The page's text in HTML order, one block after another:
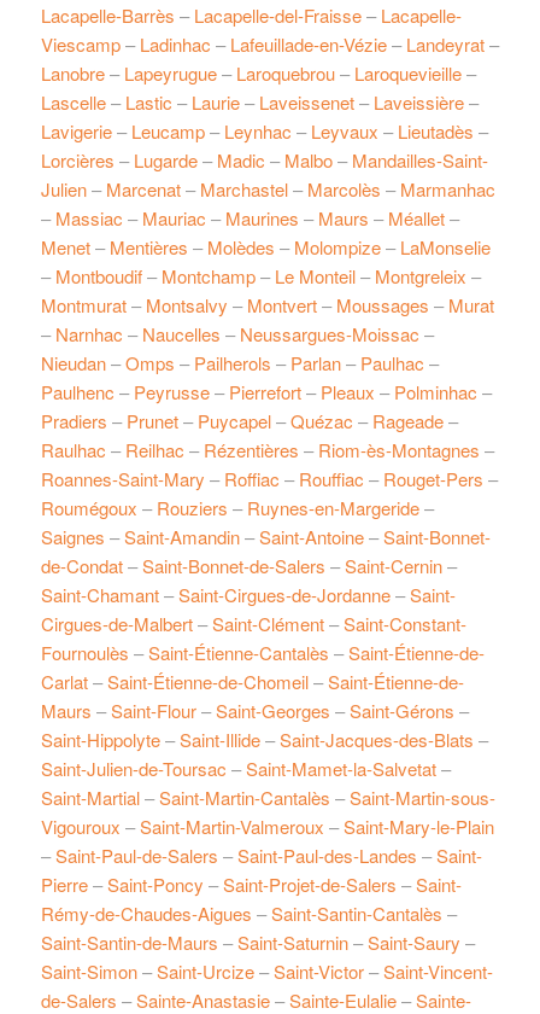
Lacapelle-Barrès –Lacapelle-del-Fraisse–Lacapelle-
Viescamp–Ladinhac –Lafeuillade-en-Vézie–Landeyrat–
Lanobre–Lapeyrugue–Laroquebrou–Laroquevieille–
Lascelle–Lastic –Laurie–Laveissenet–Laveissière–
Lavigerie–Leucamp–Leynhac –Leyvaux –Lieutadès –
Lorcières –Lugarde–Madic –Malbo–Mandailles-Saint-
Julien–Marcenat–Marchastel–Marcolès –Marmanhac
–Massiac –Mauriac –Maurines –Maurs –Méallet–
Menet–Mentières –Molèdes –Molompize–LaMonselie
–Montboudif–Montchamp–Le Monteil–Montgreleix –
Montmurat–Montsalvy –Montvert–Moussages –Murat
–Narnhac –Naucelles –Neussargues-Moissac –
Nieudan–Omps –Pailherols –Parlan–Paulhac –
Paulhenc –Peyrusse–Pierrefort–Pleaux –Polminhac –
Pradiers –Prunet–Puycapel–Quézac –Rageade–
Raulhac –Reilhac –Rézentières –Riom-ès-Montagnes –
Roannes-Saint-Mary –Roffiac –Rouffiac –Rouget-Pers –
Roumégoux –Rouziers –Ruynes-en-Margeride–
Saignes –Saint-Amandin–Saint-Antoine–Saint-Bonnet-
de-Condat–Saint-Bonnet-de-Salers –Saint-Cernin–
Saint-Chamant–Saint-Cirgues-de-Jordanne–Saint-
Cirgues-de-Malbert–Saint-Clément–Saint-Constant-
Fournoulès –Saint-Étienne-Cantalès –Saint-Étienne-de-
Carlat–Saint-Étienne-de-Chomeil–Saint-Étienne-de-
Maurs –Saint-Flour–Saint-Georges –Saint-Gérons –
Saint-Hippolyte–Saint-Illide–Saint-Jacques-des-Blats –
Saint-Julien-de-Toursac –Saint-Mamet-la-Salvetat–
Saint-Martial–Saint-Martin-Cantalès –Saint-Martin-sous-
Vigouroux –Saint-Martin-Valmeroux –Saint-Mary-le-Plain
–Saint-Paul-de-Salers –Saint-Paul-des-Landes –Saint-
Pierre–Saint-Poncy –Saint-Projet-de-Salers –Saint-
Rémy-de-Chaudes-Aigues –Saint-Santin-Cantalès –
Saint-Santin-de-Maurs –Saint-Saturnin–Saint-Saury –
Saint-Simon–Saint-Urcize–Saint-Victor–Saint-Vincent-
de-Salers –Sainte-Anastasie–Sainte-Eulalie–Sainte-